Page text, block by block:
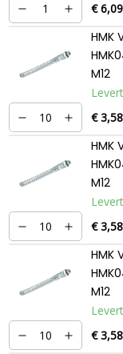
€ 6,09
HMK
M12
€ 3,58
HMK
M12
€ 3,58
HMK
M12
€ 3,58